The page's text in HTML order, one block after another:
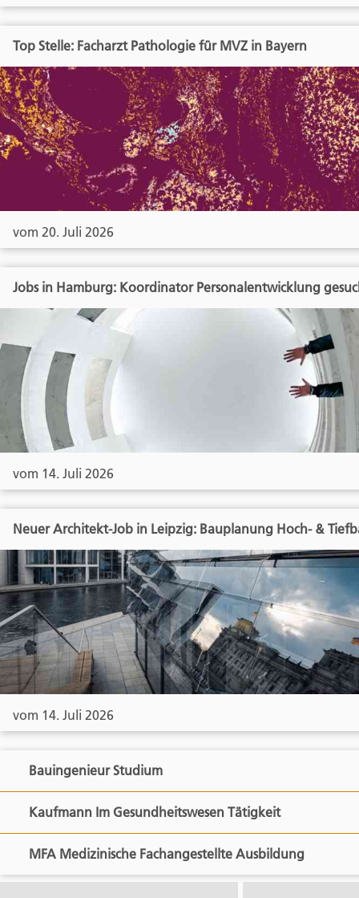
Top Stelle: Facharzt Pathologie für MVZ in Bayern
vom 20. Juli 2026
Jobs in Hamburg: Koordinator Personalentwicklung
vom 14. Juli 2026
Neuer Architekt-Job in Leipzig: Bauplanung Hoch- &
vom 14. Juli 2026
Bauingenieur Studium
Kaufmann Im Gesundheitswesen Tätigkeit
MFA Medizinische Fachangestellte Ausbildung